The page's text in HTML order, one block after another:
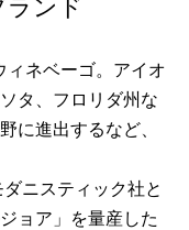
ンド
ィネベーゴ。アイオ
タ、フロリダ州な
に進出するなど、
ニスティック社と
ョア」を量産した